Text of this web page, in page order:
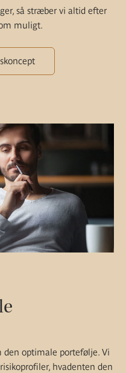
så stræber vi altid efter
muligt.
den optimale portefølje. Vi
hvadenten den